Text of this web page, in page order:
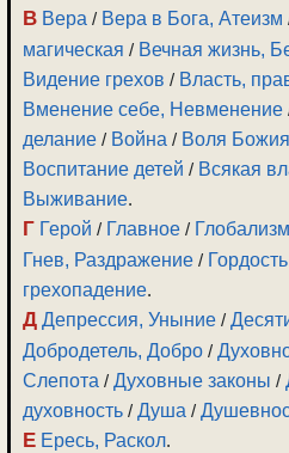
В Вера / Вера в Бога, Атеизм
магическая / Вечная жизнь,
Видение грехов / Власть,
Вменение себе, Невменение
делание / Война / Воля
Воспитание детей / Всякая
Выживание.
Г Герой / Главное /
Гнев, Раздражение / Гордость
грехопадение.
Д Депрессия, Уныние /
Добродетель, Добро /
Слепота /Духовные законы /
духовность /Душа /
Е Ересь, Раскол.